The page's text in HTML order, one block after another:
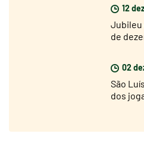
12
Jubileu
de
02
São
dos